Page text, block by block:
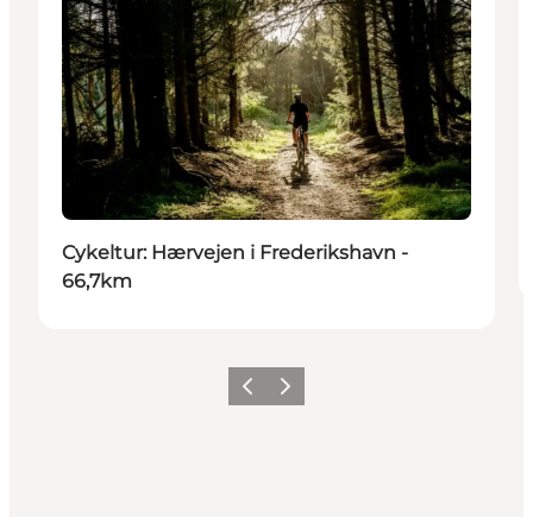
Cykeltur: Hærvejen i Frederikshavn -
66,7km
ForrigeNæste